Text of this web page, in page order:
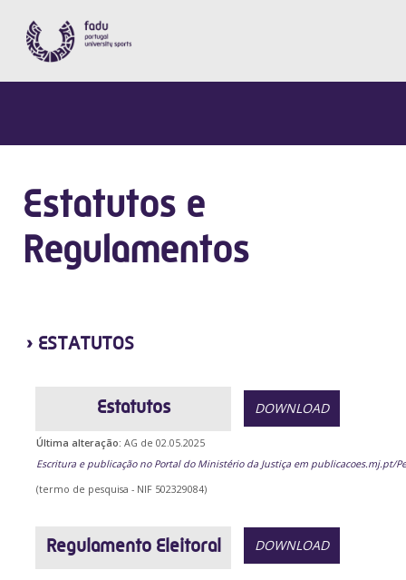
Estatutos e
Regulamentos
› ESTATUTOS
Estatutos DOWNLOAD
Última alteração: AG de 02.05.2025
Escritura e publicação no Portal do Ministério da Justiça em publicacoes.mj.pt/
(termo de pesquisa - NIF 502329084)
Regulamento Eleitoral DOWNLOAD